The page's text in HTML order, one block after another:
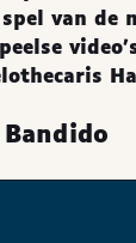
van de